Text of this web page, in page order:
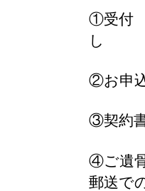
①受付
し 可
②お申
③契約
④ご遺
郵送で